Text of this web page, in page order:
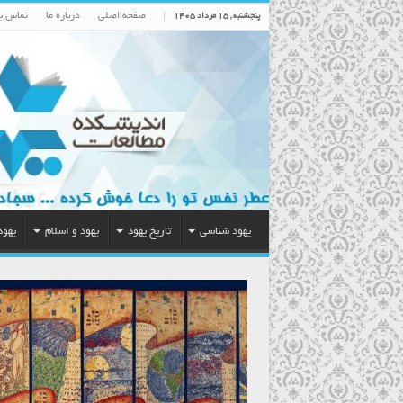
پنجشنبه , ۱۵ مرداد ۱۴۰۵ صفحه اصلی درباره ما تماس
یهود شناسی تاریخ یهود یهود و اسلام